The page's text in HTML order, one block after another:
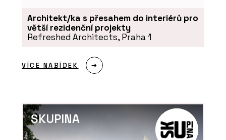
PRODUKTY
Dveře a rámové zárubně FORTIUS
WOODY - Dorsis
Architekt/ka s přesahem do interiérů pro
větší rezidenční projekty
Refreshed Architects, Praha 1
VÍCE NABÍDEK
SKUPINA